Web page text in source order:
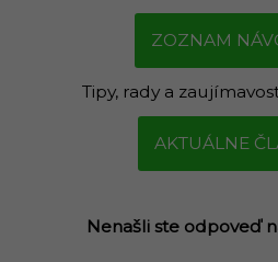
ZOZNAM
Tipy, rady a
AKTUÁLNE
Nenašli ste odpoveď